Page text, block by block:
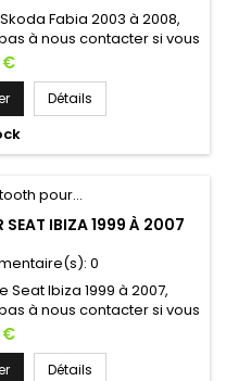
Fabia 2003 à 2008,
à nous contacter si vous
!
€
Détails
SEAT IBIZA 1999 À 2007
0
Ibiza 1999 à 2007,
à nous contacter si vous
!
€
Détails